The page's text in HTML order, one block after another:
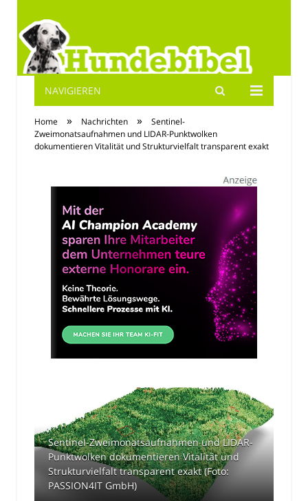
Hundebibel.de
NAVIGIEREN
Home » Nachrichten »
Sentinel-
Zweimonatsaufnahmen und LIDAR-Punktwolken
dokumentieren Vitalität und Strukturvielfalt transparent exakt
Sentinel-Zweimonatsaufnahmen und LIDAR-
Punktwolken dokumentieren Vitalität und
Strukturvielfalt transparent exakt (Foto:
PASSION4IT GmbH)